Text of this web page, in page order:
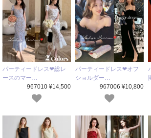
パーティードレス❤総レ
ースのマー…
967010 ¥14,500
パーティードレス❤オフ
ショルダー…
967006 ¥10,800